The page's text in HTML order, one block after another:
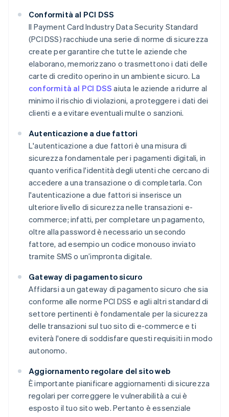
Conformità al PCI DSS
Il Payment Card Industry Data Security Standard
(PCI DSS) racchiude una serie di norme di sicurezza
create per garantire che tutte le aziende che
elaborano, memorizzano o trasmettono i dati delle
carte di credito operino in un ambiente sicuro. La
conformità al PCI DSS aiuta le aziende a ridurre al
minimo il rischio di violazioni, a proteggere i dati dei
clienti e a evitare eventuali multe o sanzioni.
Autenticazione a due fattori
L'autenticazione a due fattori è una misura di
sicurezza fondamentale per i pagamenti digitali, in
quanto verifica l'identità degli utenti che cercano di
accedere a una transazione o di completarla. Con
l'autenticazione a due fattori si inserisce un
ulteriore livello di sicurezza nelle transazioni e-
commerce; infatti, per completare un pagamento,
oltre alla password è necessario un secondo
fattore, ad esempio un codice monouso inviato
tramite SMS o un’impronta digitale.
Gateway di pagamento sicuro
Affidarsi a un gateway di pagamento sicuro che sia
conforme alle norme PCI DSS e agli altri standard di
settore pertinenti è fondamentale per la sicurezza
delle transazioni sul tuo sito di e-commerce e ti
eviterà l'onere di soddisfare questi requisiti in modo
autonomo.
Aggiornamento regolare del sito web
È importante pianificare aggiornamenti di sicurezza
regolari per correggere le vulnerabilità a cui è
esposto il tuo sito web. Pertanto è essenziale